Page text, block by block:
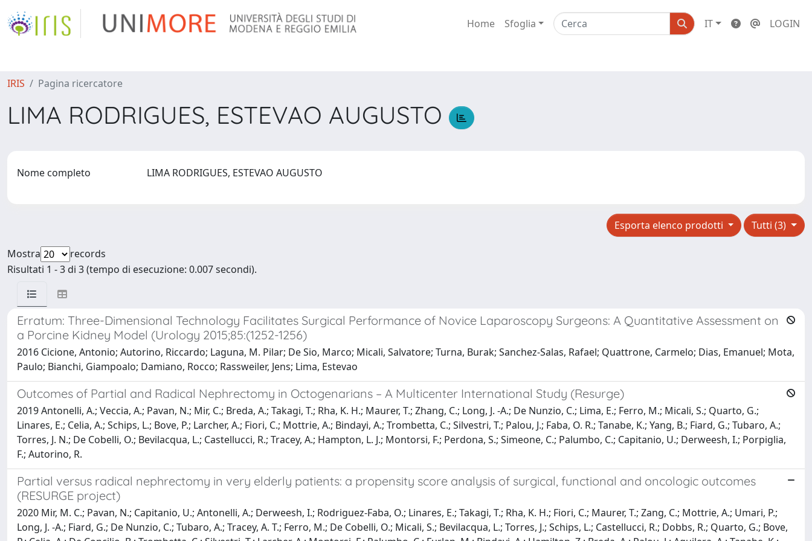
Home Sfoglia IT LOGIN
IRIS Pagina ricercatore
LIMA RODRIGUES, ESTEVAO AUGUSTO
Nome completo LIMA RODRIGUES, ESTEVAO AUGUSTO
Tutti (3)
Esporta elenco prodotti
Mostra
records
Risultati 1 - 3 di 3 (tempo di esecuzione: 0.007 secondi).
Erratum: Three-Dimensional Technology Facilitates Surgical Performance of Novice Laparoscopy Surgeons: A Quantitative Assessment on
a Porcine Kidney Model (Urology 2015;85:(1252-1256)
2016 Cicione, Antonio; Autorino, Riccardo; Laguna, M. Pilar; De Sio, Marco; Micali, Salvatore; Turna, Burak; Sanchez-Salas, Rafael; Quattrone, Carmelo; Dias, Emanuel; Mota,
Paulo; Bianchi, Giampoalo; Damiano, Rocco; Rassweiler, Jens; Lima, Estevao
Outcomes of Partial and Radical Nephrectomy in Octogenarians – A Multicenter International Study (Resurge)
2019 Antonelli, A.; Veccia, A.; Pavan, N.; Mir, C.; Breda, A.; Takagi, T.; Rha, K. H.; Maurer, T.; Zhang, C.; Long, J. -A.; De Nunzio, C.; Lima, E.; Ferro, M.; Micali, S.; Quarto, G.;
Linares, E.; Celia, A.; Schips, L.; Bove, P.; Larcher, A.; Fiori, C.; Mottrie, A.; Bindayi, A.; Trombetta, C.; Silvestri, T.; Palou, J.; Faba, O. R.; Tanabe, K.; Yang, B.; Fiard, G.; Tubaro, A.;
Torres, J. N.; De Cobelli, O.; Bevilacqua, L.; Castellucci, R.; Tracey, A.; Hampton, L. J.; Montorsi, F.; Perdona, S.; Simeone, C.; Palumbo, C.; Capitanio, U.; Derweesh, I.; Porpiglia,
F.; Autorino, R.
Partial versus radical nephrectomy in very elderly patients: a propensity score analysis of surgical, functional and oncologic outcomes
(RESURGE project)
2020 Mir, M. C.; Pavan, N.; Capitanio, U.; Antonelli, A.; Derweesh, I.; Rodriguez-Faba, O.; Linares, E.; Takagi, T.; Rha, K. H.; Fiori, C.; Maurer, T.; Zang, C.; Mottrie, A.; Umari, P.;
Long, J. -A.; Fiard, G.; De Nunzio, C.; Tubaro, A.; Tracey, A. T.; Ferro, M.; De Cobelli, O.; Micali, S.; Bevilacqua, L.; Torres, J.; Schips, L.; Castellucci, R.; Dobbs, R.; Quarto, G.; Bove,